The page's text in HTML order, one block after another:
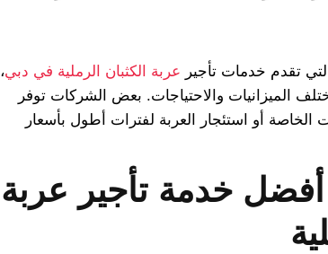
تقدم خدمات تأجير عربة الكثبان الرملية في دبي،
الميزانيات والاحتياجات. بعض الشركات توفر
أو استئجار العربة لفترات أطول بأسعار
أفضل خدمة تأجير عربة